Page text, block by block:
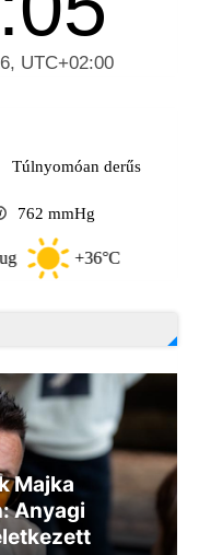
Túlnyomóan derűs
762 mmHg
+36°C
Majka
Anyagi